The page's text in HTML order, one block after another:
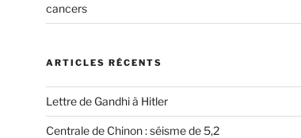
cancers
ARTICLES RÉCENTS
Lettre de Gandhi à Hitler
Centrale de Chinon : séisme de 5,2